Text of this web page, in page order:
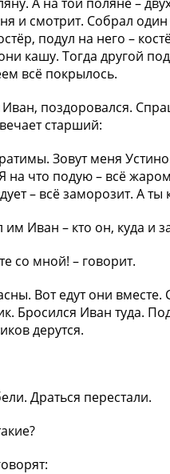
и смотрит. Собрал
подул на него –
кашу. Тогда другой
всё покрылось.
поздоровался.
старший:
Зовут меня
на что подую – всё
– всё заморозит. А ты
им Иван – кто он, куда и
со мной! – говорит.
Вот едут они
Бросился Иван туда.
дерутся.
Драться перестали.